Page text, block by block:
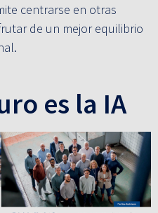
centrarse en otras
de un mejor equilibrio
es la IA